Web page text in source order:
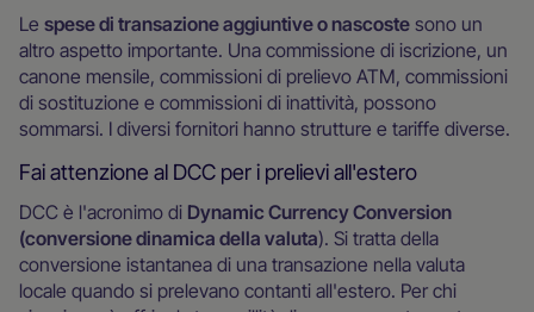
Le spese di transazione aggiuntive o nascoste sono un
altro aspetto importante. Una commissione di iscrizione, un
canone mensile, commissioni di prelievo ATM, commissioni
di sostituzione e commissioni di inattività, possono
sommarsi. I diversi fornitori hanno strutture e tariffe diverse.
Fai attenzione al DCC per i prelievi all'estero
DCC è l'acronimo di Dynamic Currency Conversion
(conversione dinamica della valuta). Si tratta della
conversione istantanea di una transazione nella valuta
locale quando si prelevano contanti all'estero. Per chi